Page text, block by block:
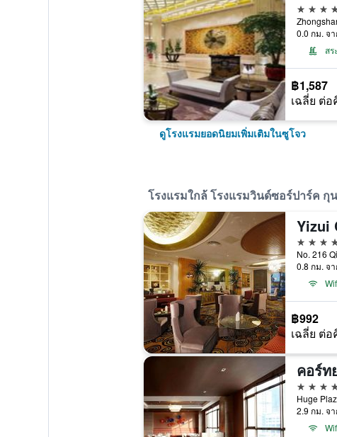
5 ดาว
0.0 กม. จา
สร
฿1,587
เฉลี่ย ต่
ดูโรงแรมยอดนิยมเพิ่มเติมในซูโจว
โรงแรมใกล้ โรงแรมวินด์ซอร์ปาร์ค กุ
Yizui
4 ดาว
No. 216
0.8 กม. จา
฿992
เฉลี่ย ต่
4 ดาว
Huge
2.9 กม. จา